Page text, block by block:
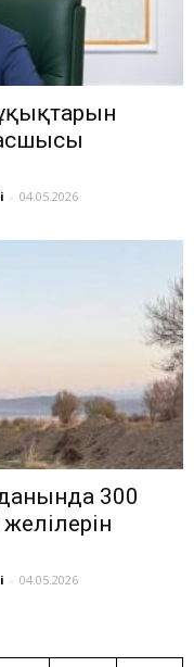
- 04.05.2026
300
- 04.05.2026